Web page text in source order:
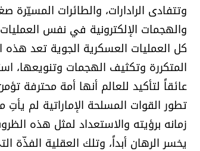
وتتفادى الرادارات، والطائرات
والهجمات الإلكترونية في نفس
كل العمليات العسكرية الجوية تعد هذه
المتكررة وتكثيف الهجمات وتنويعها،
عائقاً لتأكيد للعالم أنها أمة محترفة
تطور القوات المسلحة الإماراتية لم
زمانه برؤيته والاستعداد لمثل هذه
يخسر الرهان أبداً، وتلك العقلية